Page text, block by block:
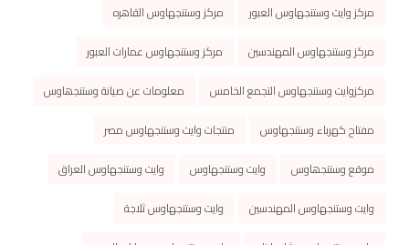
مركز وايت وستنجهاوس العبور
مركز وستنجهاوس القاهره
مركز وستنجهاوس المهندسين
مركز وستنجهاوس عمارات العبور
مركزوايت وستنجهاوس التجمع الخامس
معلومات عن صیانة وستنجھاوس
مفتاح كهرباء وستنجهاوس
منتجات وايت وستنجهاوس مصر
موقع وستنجھاوس
وايت وستنجهاوس
وايت وستنجهاوس العراق
وايت وستنجهاوس المهندسين
وايت وستنجهاوس ثلاجة